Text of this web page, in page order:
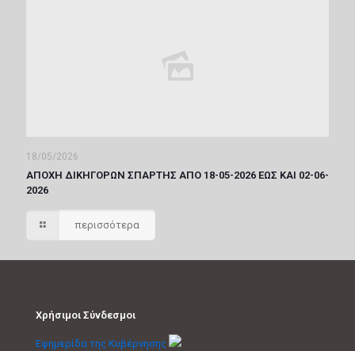
18/05/2026
ΑΠΟΧΗ ΔΙΚΗΓΟΡΩΝ ΣΠΑΡΤΗΣ ΑΠΟ 18-05-2026 ΕΩΣ ΚΑΙ 02-06-
2026
περισσότερα
Χρήσιμοι Σύνδεσμοι
Εφημερίδα της Κυβέρνησης